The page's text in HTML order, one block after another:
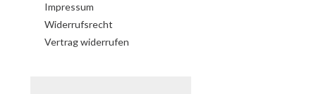
Impressum
Widerrufsrecht
Vertrag widerrufen